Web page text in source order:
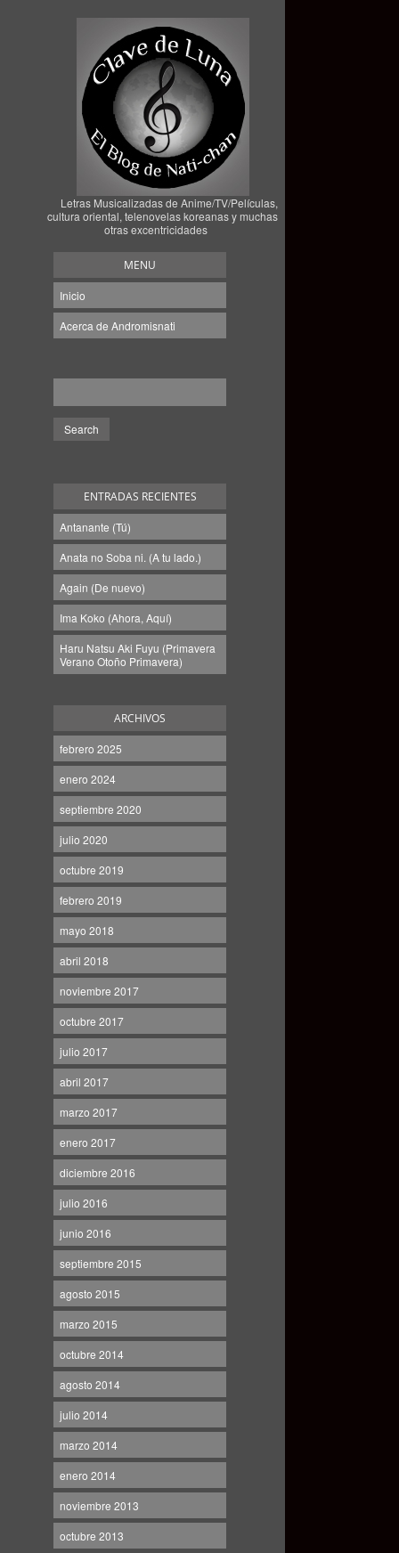
Letras Musicalizadas de Anime/TV/Películas,
cultura oriental, telenovelas koreanas y muchas
otras excentricidades
MENU
Inicio
Acerca de Andromisnati
ENTRADAS RECIENTES
Antanante (Tú)
Anata no Soba ni. (A tu lado.)
Again (De nuevo)
Ima Koko (Ahora, Aquí)
Haru Natsu Aki Fuyu (Primavera
Verano Otoño Primavera)
ARCHIVOS
febrero 2025
enero 2024
septiembre 2020
julio 2020
octubre 2019
febrero 2019
mayo 2018
abril 2018
noviembre 2017
octubre 2017
julio 2017
abril 2017
marzo 2017
enero 2017
diciembre 2016
julio 2016
junio 2016
septiembre 2015
agosto 2015
marzo 2015
octubre 2014
agosto 2014
julio 2014
marzo 2014
enero 2014
noviembre 2013
octubre 2013